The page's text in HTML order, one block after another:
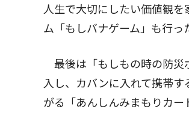
人生で大切にしたい価値観
ム「もしバナゲーム」も行っ
最後は「もしもの時の防災
入し、カバンに入れて携帯
がる「あんしんみまもりカ